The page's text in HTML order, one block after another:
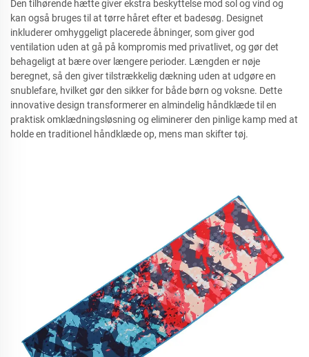
Den tilhørende hætte giver ekstra beskyttelse mod sol og vind og
kan også bruges til at tørre håret efter et badesøg. Designet
inkluderer omhyggeligt placerede åbninger, som giver god
ventilation uden at gå på kompromis med privatlivet, og gør det
behageligt at bære over længere perioder. Længden er nøje
beregnet, så den giver tilstrækkelig dækning uden at udgøre en
snublefare, hvilket gør den sikker for både børn og voksne. Dette
innovative design transformerer en almindelig håndklæde til en
praktisk omklædningsløsning og eliminerer den pinlige kamp med at
holde en traditionel håndklæde op, mens man skifter tøj.